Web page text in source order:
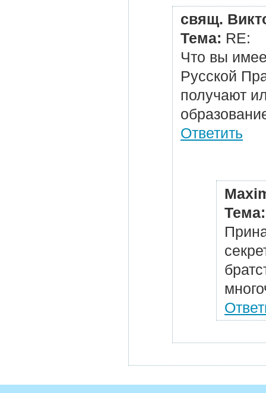
свящ.
Тема: RE:
Что вы
Русской
получают
Ответить